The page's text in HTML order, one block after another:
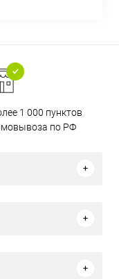
1 000 пунктов
по РФ